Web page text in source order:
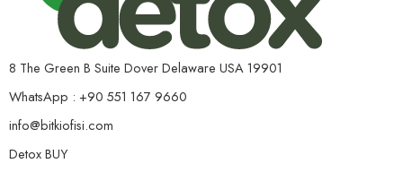
8 The Green B Suite Dover Delaware USA 19901
WhatsApp : +90 551 167 9660
info@bitkiofisi.com
Detox BUY